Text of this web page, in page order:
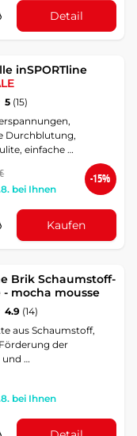
Detail
inSPORTline
5 (15)
Durchblutung,
einfache …
bei Ihnen
-15%
Kaufen
Brik Schaumstoff-
mocha mousse
4.9 (14)
aus Schaumstoff,
der
…
bei Ihnen